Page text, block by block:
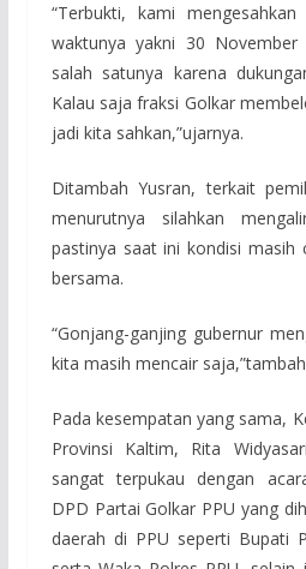
“Terbukti, kami
waktunya yakni 30
salah satunya karena
Kalau saja fraksi Golkar
jadi kita sahkan,”ujarnya.
Ditambah Yusran, terkait
menurutnya silahkan
pastinya saat ini kondisi masih
bersama.
“Gonjang-ganjing gubernur
kita masih mencair
Pada kesempatan yang sama,
Provinsi Kaltim, Rita
sangat terpukau dengan
DPD Partai Golkar PPU yang
daerah di PPU seperti Bupati